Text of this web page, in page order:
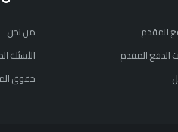
المقدم
الدفع المقدم
من نحن
الأسئلة
حقوق